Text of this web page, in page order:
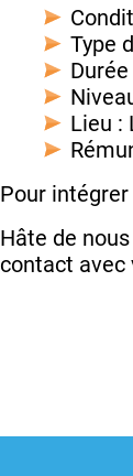
Type
Lieu :
Pour
Hâte de
contact avec